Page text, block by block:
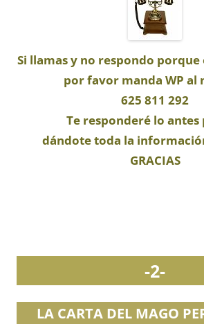
Si llamas y no respondo
por favor manda WP al
625 811 292
Te responderé lo antes
dándote toda la
GRACIAS
-2-
LA CARTA DEL MAGO